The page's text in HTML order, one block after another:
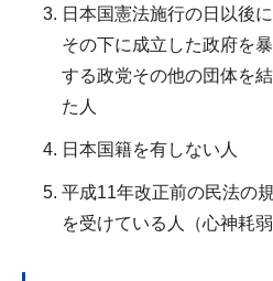
日本国憲法施行の日以後
その下に成立した政府を
する政党その他の団体を
た人
日本国籍を有しない人
平成11年改正前の民法の
を受けている人（心神耗